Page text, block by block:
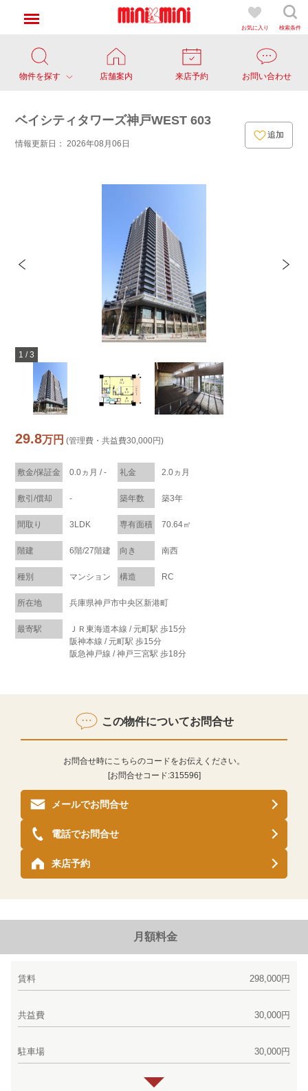
お気に入り 検索条件
物件を探す 店舗案内 来店予約 お問い合わせ
ベイシティタワーズ神戸WEST 603
情報更新日： 2026年08月06日
追加
1 /3
29.8万円 (管理費・共益費30,000円)
敷金/保証金 0.0ヵ月 / - 礼金 2.0ヵ月
敷引/償却 - 築年数 築3年
間取り 3LDK 専有面積 70.64㎡
階建 6階/27階建 向き 南西
種別 マンション 構造 RC
所在地 兵庫県神戸市中央区新港町
最寄駅
ＪＲ東海道本線 / 元町駅 歩15分
阪神本線 / 元町駅 歩15分
阪急神戸線 / 神戸三宮駅 歩18分
この物件についてお問合せ
お問合せ時にこちらのコードをお伝えください。
[お問合せコード:315596]
メールでお問合せ
来店予約
電話でお問合せ
月額料金
賃料 298,000円
共益費 30,000円
駐車場 30,000円